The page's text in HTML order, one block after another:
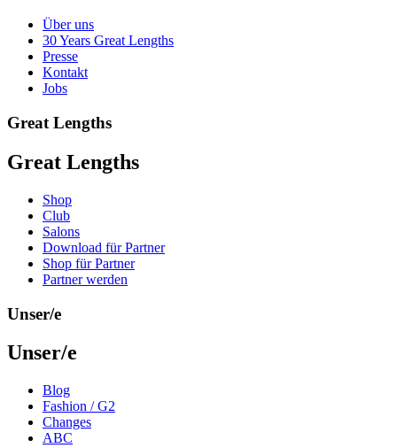
Über uns
30 Years Great Lengths
Presse
Kontakt
Jobs
Great Lengths
Great Lengths
Shop
Club
Salons
Download für Partner
Shop für Partner
Partner werden
Unser/e
Unser/e
Blog
Fashion / G2
Changes
ABC